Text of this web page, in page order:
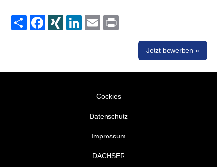
Share FacebookXING LinkedInEmail
Jetzt bewerben »
Cookies
Datenschutz
Impressum
DACHSER